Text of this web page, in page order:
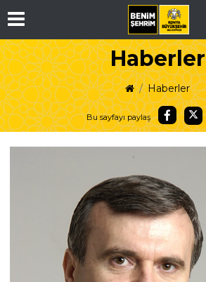
Haberler
Haberler
Bu sayfayı paylaş